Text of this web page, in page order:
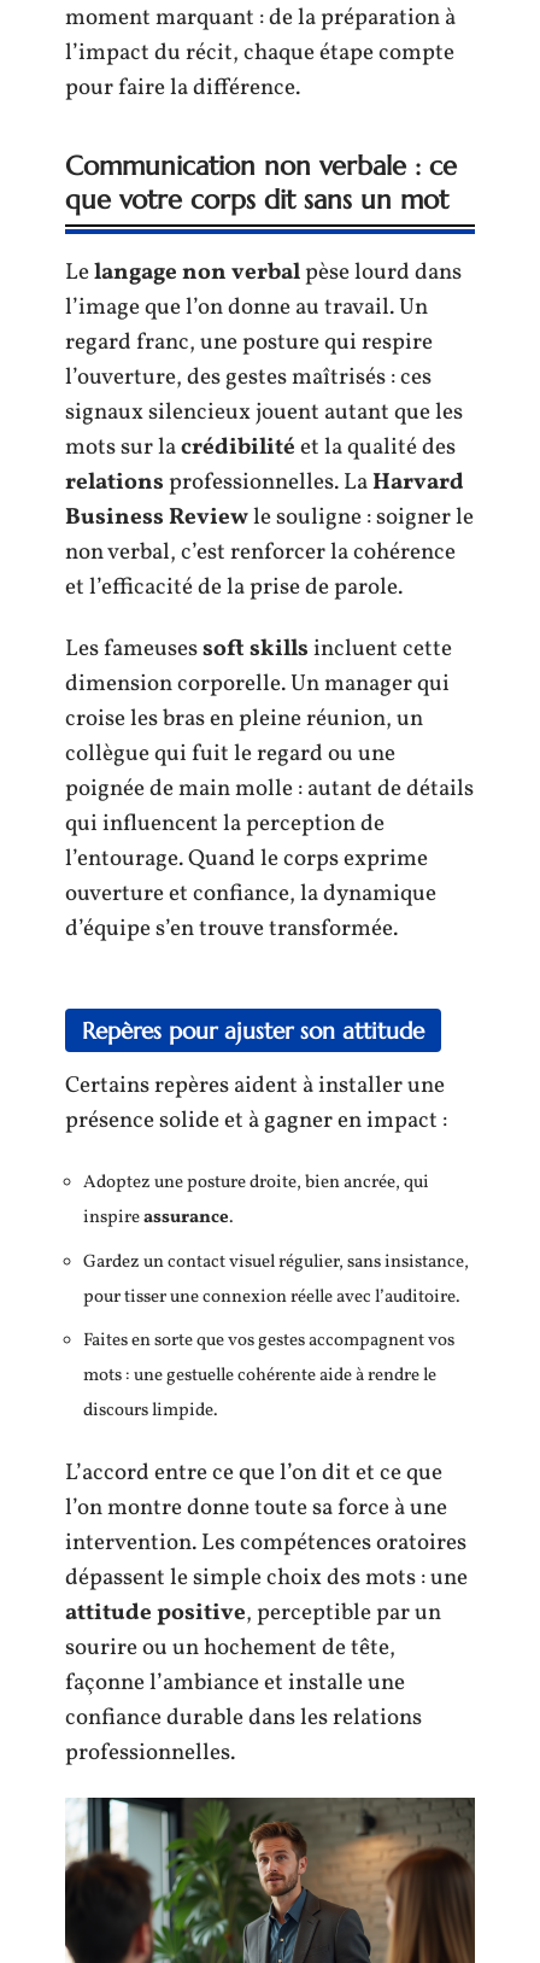
moment marquant : de la préparation à
l’impact du récit, chaque étape compte
pour faire la différence.
Communication non verbale : ce
que votre corps dit sans un mot
Lelangage non verbalpèse lourd dans
l’image que l’on donne au travail. Un
regard franc, une posture qui respire
l’ouverture, des gestes maîtrisés : ces
signaux silencieux jouent autant que les
mots sur lacrédibilitéet la qualité des
relationsprofessionnelles. LaHarvard
Business Reviewle souligne : soigner le
non verbal, c’est renforcer la cohérence
et l’efficacité de la prise de parole.
Les fameusessoft skillsincluent cette
dimension corporelle. Un manager qui
croise les bras en pleine réunion, un
collègue qui fuit le regard ou une
poignée de main molle : autant de détails
qui influencent la perception de
l’entourage. Quand le corps exprime
ouverture et confiance, la dynamique
d’équipe s’en trouve transformée.
Repères pour ajuster son attitude
Certains repères aident à installer une
présence solide et à gagner en impact :
Adoptez une posture droite, bien ancrée, qui
inspireassurance.
Gardez un contact visuel régulier, sans insistance,
pour tisser une connexion réelle avec l’auditoire.
Faites en sorte que vos gestes accompagnent vos
mots : une gestuelle cohérente aide à rendre le
discours limpide.
L’accord entre ce que l’on dit et ce que
l’on montre donne toute sa force à une
intervention. Les compétences oratoires
dépassent le simple choix des mots : une
attitude positive, perceptible par un
sourire ou un hochement de tête,
façonne l’ambiance et installe une
confiance durable dans les relations
professionnelles.